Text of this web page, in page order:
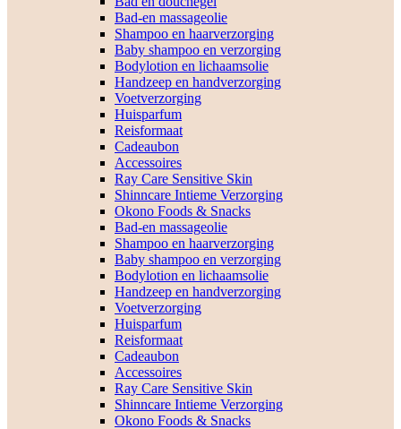
Bad-en massageolie
Shampoo en haarverzorging
Baby shampoo en verzorging
Bodylotion en lichaamsolie
Handzeep en handverzorging
Voetverzorging
Huisparfum
Reisformaat
Cadeaubon
Accessoires
Ray Care Sensitive Skin
Shinncare Intieme Verzorging
Okono Foods & Snacks
Bad-en massageolie
Shampoo en haarverzorging
Baby shampoo en verzorging
Bodylotion en lichaamsolie
Handzeep en handverzorging
Voetverzorging
Huisparfum
Reisformaat
Cadeaubon
Accessoires
Ray Care Sensitive Skin
Shinncare Intieme Verzorging
Okono Foods & Snacks